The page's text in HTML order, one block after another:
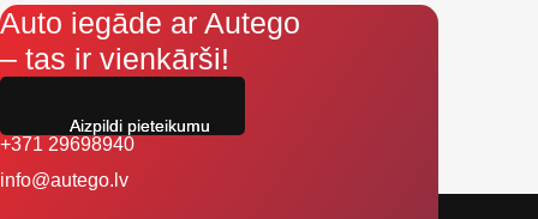
Auto iegāde ar Autego
– tas ir vienkārši!
+371 29698940
info@autego.lv